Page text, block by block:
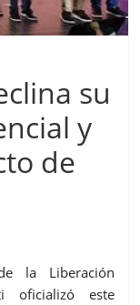
su
y
de
la Liberación
oficializó este